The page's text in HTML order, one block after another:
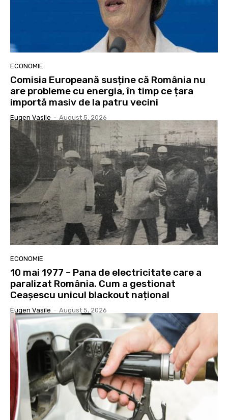
ECONOMIE
Comisia Europeană susține că România nu
are probleme cu energia, în timp ce țara
importă masiv de la patru vecini
Eugen Vasile - August 5, 2026
ECONOMIE
10 mai 1977 – Pana de electricitate care a
paralizat România. Cum a gestionat
Ceașescu unicul blackout național
Eugen Vasile - August 5, 2026